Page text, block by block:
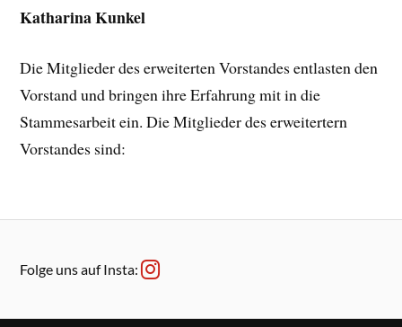
Katharina Kunkel
Die Mitglieder des erweiterten Vorstandes entlasten den
Vorstand und bringen ihre Erfahrung mit in die
Stammesarbeit ein. Die Mitglieder des erweitertern
Vorstandes sind:
Folge uns auf Insta: